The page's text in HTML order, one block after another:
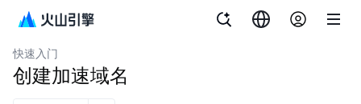
内容分发网络
快速入门
创建加速域名